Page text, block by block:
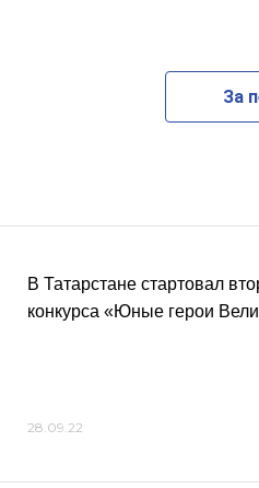
За
В Татарстане стартовал
конкурса «Юные герои
28.09.22